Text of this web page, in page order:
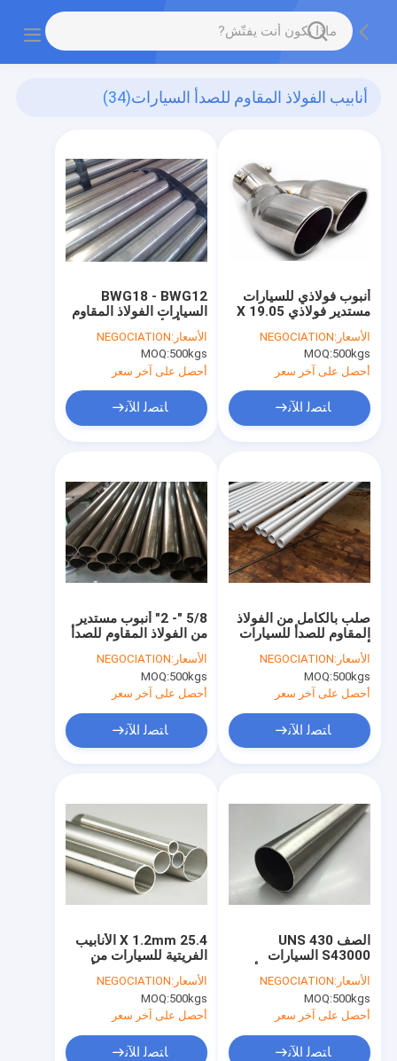
أنابيب الفولاذ المقاوم للصدأ السيارات(34)
BWG18 - BWG12
السيارات الفولاذ المقاوم
SA268 TP409L TP439
TP410
الأسعار:NEGOCIATION
MOQ:500kgs
أحصل على آخر سعر
ﺎﺘﺼﻟ ﺍﻶﻧ
أنبوب فولاذي للسيارات
مستدير فولاذي 19.05 X
1.2 X 20ft S409000
الأسعار:NEGOCIATION
MOQ:500kgs
أحصل على آخر سعر
ﺎﺘﺼﻟ ﺍﻶﻧ
5/8 "- 2" أنبوب مستدير
من الفولاذ المقاوم للصدأ
عالي الأداء
الأسعار:NEGOCIATION
MOQ:500kgs
أحصل على آخر سعر
ﺎﺘﺼﻟ ﺍﻶﻧ
صلب بالكامل من الفولاذ
المقاوم للصدأ للسيارات
صلابة عالية
الأسعار:NEGOCIATION
MOQ:500kgs
أحصل على آخر سعر
ﺎﺘﺼﻟ ﺍﻶﻧ
25.4 X 1.2mm الأنابيب
الفريتية للسيارات من
الفولاذ المقاوم للصدأ
ASME SA268 TP430
S430000
الأسعار:NEGOCIATION
MOQ:500kgs
أحصل على آخر سعر
ﺎﺘﺼﻟ ﺍﻶﻧ
الصف 430 UNS
S43000 السيارات
الفولاذ المقاوم للصدأ
الأنابيب ارتداء مقاومة
التآكل
الأسعار:NEGOCIATION
MOQ:500kgs
أحصل على آخر سعر
ﺎﺘﺼﻟ ﺍﻶﻧ